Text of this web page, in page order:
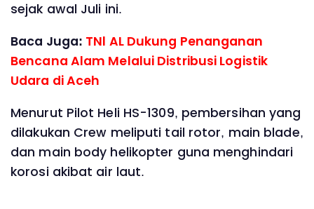
sejak awal Juli ini.
Baca Juga: TNl AL Dukung Penanganan
Bencana Alam Melalui Distribusi Logistik
Udara di Aceh
Menurut Pilot Heli HS-1309, pembersihan yang
dilakukan Crew meliputi tail rotor, main blade,
dan main body helikopter guna menghindari
korosi akibat air laut.